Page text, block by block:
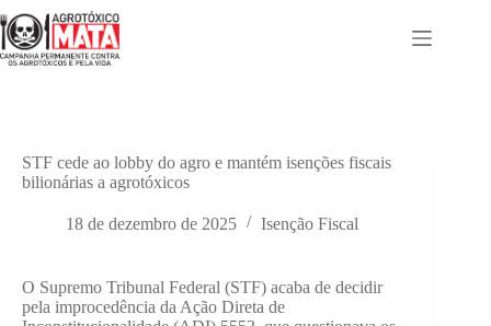
para
o
conteúdo
STF cede ao lobby do agro e mantém isenções fiscais
bilionárias a agrotóxicos
18 de dezembro de 2025 Isenção Fiscal
O Supremo Tribunal Federal (STF) acaba de decidir
pela improcedência da Ação Direta de